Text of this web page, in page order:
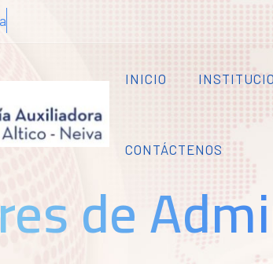
INICIO
CONTÁCTENOS
de